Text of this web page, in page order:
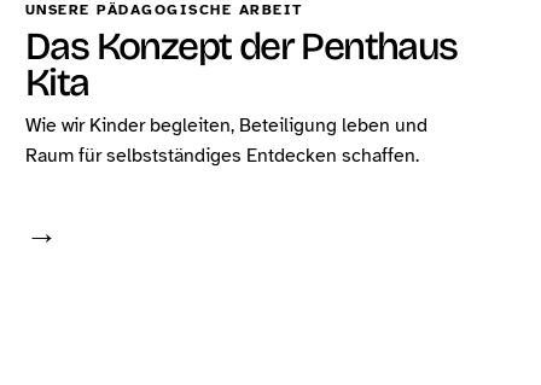
UNSERE PÄDAGOGISCHE ARBEIT
Das Konzept der Penthaus
Kita
Wie wir Kinder begleiten, Beteiligung leben und
Raum für selbstständiges Entdecken schaffen.
→